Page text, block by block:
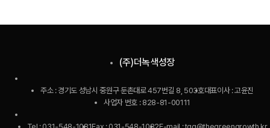
(주)더녹색성장
주소 : 경기도 성남시 중원구 둔촌대로 457번길 8, 503호대표이사 : 고윤진
사업자 번호 : 828-81-00111